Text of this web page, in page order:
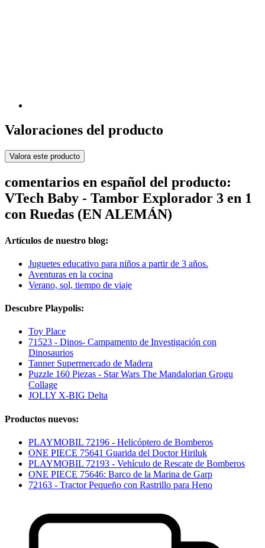
Valoraciones del producto
Valora este producto
comentarios en español del producto:
VTech Baby - Tambor Explorador 3 en 1
con Ruedas (EN ALEMÁN)
Artículos de nuestro blog:
Juguetes educativo para niños a partir de 3 años.
Aventuras en la cocina
Verano, sol, tiempo de viaje
Descubre Playpolis:
Toy Place
71523 - Dinos- Campamento de Investigación con
Dinosaurios
Tanner Supermercado de Madera
Puzzle 160 Piezas - Star Wars The Mandalorian Grogu
Collage
JOLLY X-BIG Delta
Productos nuevos:
PLAYMOBIL 72196 - Helicóptero de Bomberos
ONE PIECE 75641 Guarida del Doctor Hiriluk
PLAYMOBIL 72193 - Vehículo de Rescate de Bomberos
ONE PIECE 75646: Barco de la Marina de Garp
72163 - Tractor Pequeño con Rastrillo para Heno